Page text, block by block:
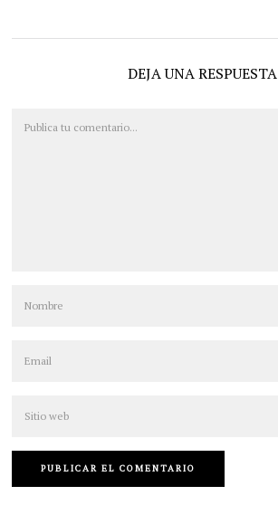
DEJA UNA RESPUESTA